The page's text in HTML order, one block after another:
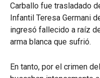
Carballo fue trasladado
Infantil Teresa Germani
ingresó fallecido a raíz
arma blanca que sufrió.
En tanto, por el crimen